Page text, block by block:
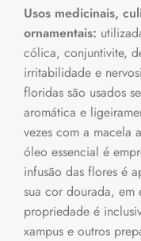
Usos medicinais,
ornamentais:
cólica, conjuntivite,
irritabilidade e
floridas são usados
aromática e
vezes com a macela
óleo essencial é
infusão das flores é
sua cor dourada, em
propriedade é
xampus e outros